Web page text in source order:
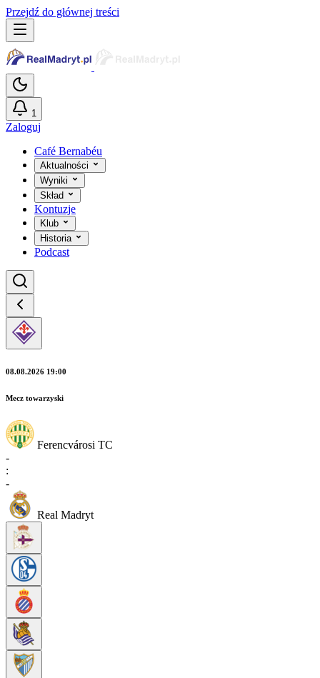
Przejdź do głównej treści
1
Zaloguj
Café Bernabéu
Aktualności
Wyniki
Skład
Kontuzje
Klub
Historia
Podcast
08.08.2026 19:00
Mecz towarzyski
Ferencvárosi TC
-
:
-
Real Madryt